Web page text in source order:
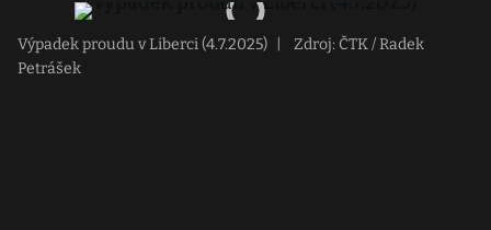
Výpadek proudu v Liberci (4.7.2025)
Zdroj: ČTK / Radek
Petrášek